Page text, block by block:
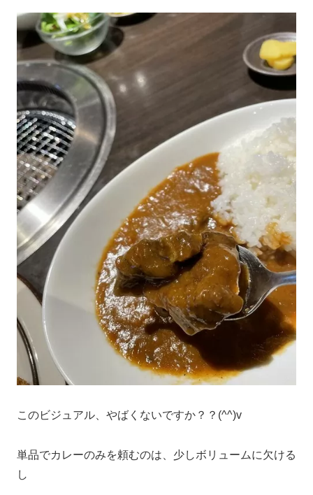
このビジュアル、やばくないですか？？(^^)v
単品でカレーのみを頼むのは、少しボリュームに欠ける
し